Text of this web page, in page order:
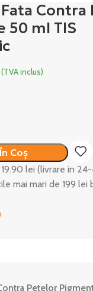
Contra
50 ml TIS
(TVA inclus)
Coș
19.90 lei (livrare in
mai mari de 199 lei
Petelor